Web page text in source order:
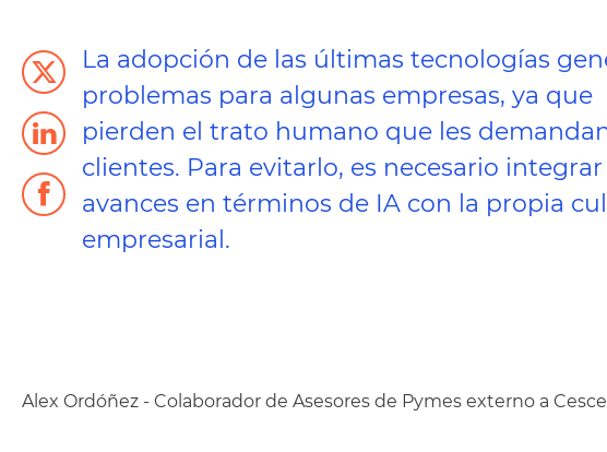
La adopción de las últimas tecnologías
problemas para algunas empresas, ya que
pierden el trato humano que les
clientes. Para evitarlo, es necesario integrar
avances en términos de IA con la propia
empresarial.
Alex Ordóñez - Colaborador de Asesores de Pymes externo a Cesce